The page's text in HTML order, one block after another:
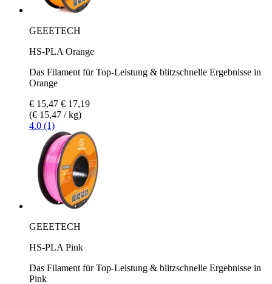
GEEETECH
HS-PLA Orange
Das Filament für Top-Leistung & blitzschnelle Ergebnisse in
Orange
€ 15,47 € 17,19
(€ 15,47 / kg)
4.0 (1)
GEEETECH
HS-PLA Pink
Das Filament für Top-Leistung & blitzschnelle Ergebnisse in
Pink